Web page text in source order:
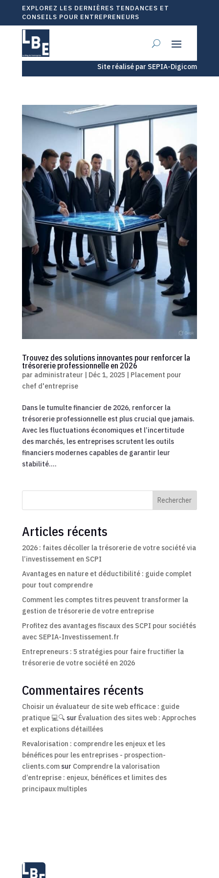
EXPLOREZ LES DERNIÈRES TENDANCES ET
CONSEILS POUR ENTREPRENEURS
Site réalisé par SEPIA-Digicom
Trouvez des solutions innovantes pour renforcer la
trésorerie professionnelle en 2026
par administrateur | Déc 1, 2025 | Placement pour
chef d'entreprise
Dans le tumulte financier de 2026, renforcer la
trésorerie professionnelle est plus crucial que jamais.
Avec les fluctuations économiques et l’incertitude
des marchés, les entreprises scrutent les outils
financiers modernes capables de garantir leur
stabilité....
Rechercher
Articles récents
2026 : faites décoller la trésorerie de votre société via
l’investissement en SCPI
Avantages en nature et déductibilité : guide complet
pour tout comprendre
Comment les comptes titres peuvent transformer la
gestion de trésorerie de votre entreprise
Profitez des avantages fiscaux des SCPI pour sociétés
avec SEPIA-Investissement.fr
Entrepreneurs : 5 stratégies pour faire fructifier la
trésorerie de votre société en 2026
Commentaires récents
Choisir un évaluateur de site web efficace : guide
pratique 💻🔍 sur Évaluation des sites web : Approches
et explications détaillées
Revalorisation : comprendre les enjeux et les
bénéfices pour les entreprises - prospection-
clients.comsur Comprendre la valorisation
d’entreprise : enjeux, bénéfices et limites des
principaux multiples